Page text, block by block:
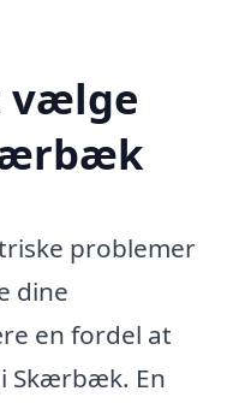
vælge
problemer
dine
en fordel at
Skærbæk. En